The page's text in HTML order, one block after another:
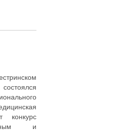
конкурс
и